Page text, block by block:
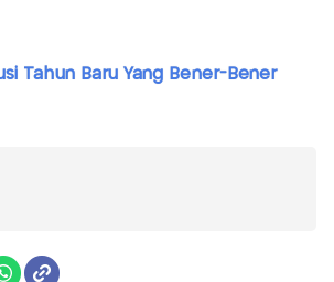
Tahun Baru Yang Bener-Bener